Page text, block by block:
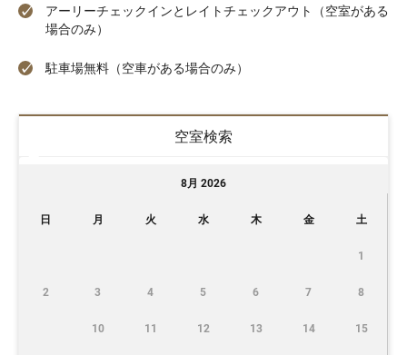
アーリーチェックインとレイトチェックアウト（空室がある
場合のみ）
駐車場無料（空車がある場合のみ）
空室検索
8月 2026
日 月 火 水 木 金 土
1
2 3 4 5 6 7 8
10 11 12 13 14 15